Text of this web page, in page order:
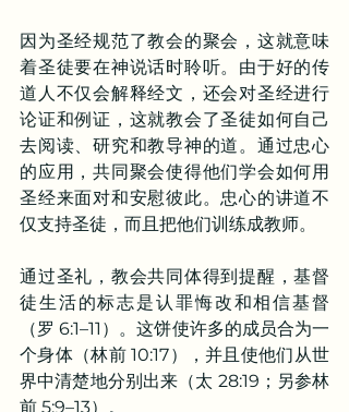
因为圣经规范了教会的聚会，这就意味
着圣徒要在神说话时聆听。由于好的传
道人不仅会解释经文，还会对圣经进行
论证和例证，这就教会了圣徒如何自己
去阅读、研究和教导神的道。通过忠心
的应用，共同聚会使得他们学会如何用
圣经来面对和安慰彼此。忠心的讲道不
仅支持圣徒，而且把他们训练成教师。
通过圣礼，教会共同体得到提醒，基督
徒生活的标志是认罪悔改和相信基督
（罗 6:1–11）。这饼使许多的成员合为一
个身体（林前 10:17），并且使他们从世
界中清楚地分别出来（太 28:19；另参林
前 5:9–13）。